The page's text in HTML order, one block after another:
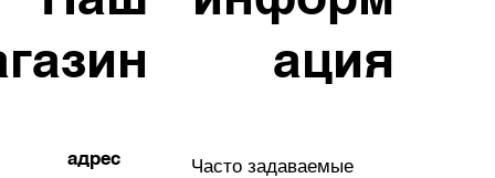
ация
Часто задаваемые
адрес